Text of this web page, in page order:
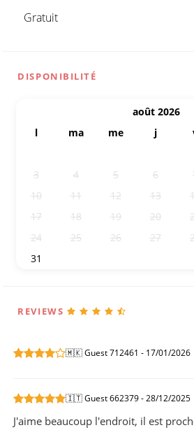
Gratuit
DISPONIBILITÉ
août 2026
l
ma me j
3
4 5 6
10
11 12 13
17
18 19 20
24
25 26 27
31
REVIEWS
🇲🇰 Guest 712461 - 17/01/2026
🇮🇹 Guest 662379 - 28/12/2025
J'aime beaucoup l'endroit, il est